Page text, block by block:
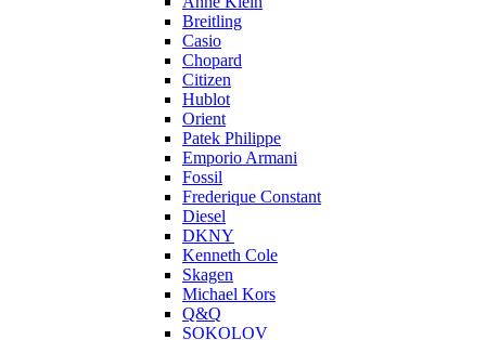
Breitling
Casio
Chopard
Citizen
Hublot
Orient
Patek Philippe
Emporio Armani
Fossil
Frederique Constant
Diesel
DKNY
Kenneth Cole
Skagen
Michael Kors
Q&Q
SOKOLOV